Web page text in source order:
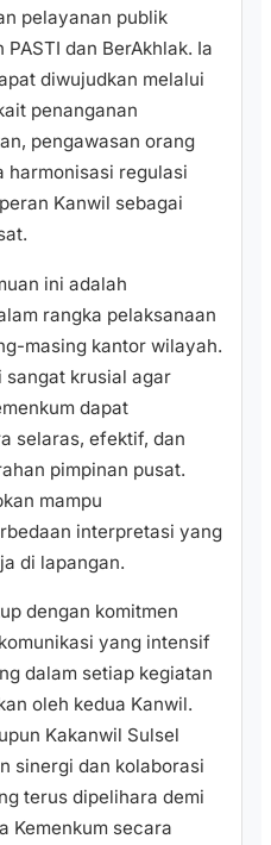
pelayanan publik
dan BerAkhlak. Ia
diwujudkan melalui
penanganan
pengawasan orang
harmonisasi regulasi
Kanwil sebagai
ini adalah
rangka pelaksanaan
masing kantor wilayah.
sangat krusial agar
dapat
selaras, efektif, dan
pimpinan pusat.
mampu
interpretasi yang
di lapangan.
dengan komitmen
yang intensif
dalam setiap kegiatan
oleh kedua Kanwil.
Kakanwil Sulsel
sinergi dan kolaborasi
terus dipelihara demi
Kemenkum secara